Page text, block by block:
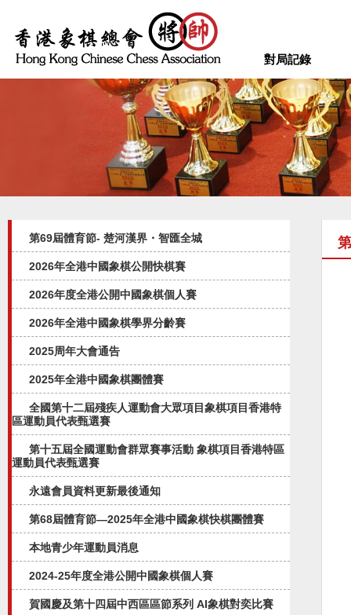
對局記錄
第69屆體育節- 楚河漢界・智匯全城
2026年全港中國象棋公開快棋賽
2026年度全港公開中國象棋個人賽
2026年全港中國象棋學界分齡賽
2025周年大會通告
2025年全港中國象棋團體賽
全國第十二屆殘疾人運動會大眾項目象棋項目香港特
區運動員代表甄選賽
第十五屆全國運動會群眾賽事活動 象棋項目香港特區
運動員代表甄選賽
永遠會員資料更新最後通知
第68屆體育節—2025年全港中國象棋快棋團體賽
本地青少年運動員消息
2024-25年度全港公開中國象棋個人賽
賀國慶及第十四屆中西區區節系列 AI象棋對奕比賽